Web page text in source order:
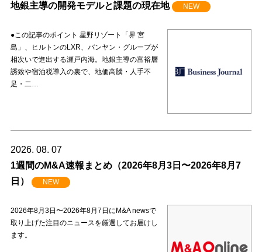
地銀主導の開発モデルと課題の現在地
NEW
●この記事のポイント 星野リゾート「界 宮
島」、ヒルトンのLXR、バンヤン・グループが
相次いで進出する瀬戸内海。地銀主導の富裕層
誘致や宿泊税導入の裏で、地価高騰・人手不
足・二…
2026. 08. 07
1週間のM&A速報まとめ（2026年8月3日〜2026年8月7
日）
NEW
2026年8月3日〜2026年8月7日にM&A newsで
取り上げた注目のニュースを厳選してお届けし
ます。